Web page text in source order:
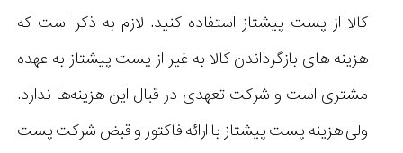
کالا از پست پیشتاز استفاده کنید. لازم به ذکر است که
هزینه های بازگرداندن کالا به غیر از پست پیشتاز به عهده
مشتری است و شرکت تعهدی در قبال این هزینه‌ها ندارد.
ولی هزینه پست پیشتاز با ارائه فاکتور و قبض شرکت پست